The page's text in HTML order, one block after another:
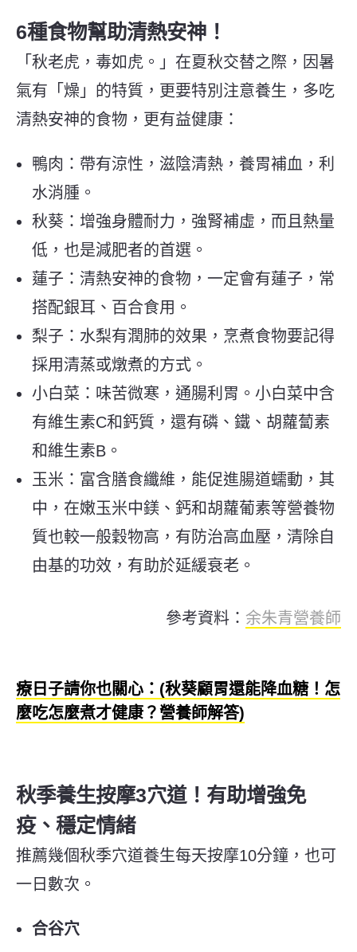
6種食物幫助清熱安神！
「秋老虎，毒如虎。」在夏秋交替之際，因暑
氣有「燥」的特質，更要特別注意養生，多吃
清熱安神的食物，更有益健康：
鴨肉：帶有涼性，滋陰清熱，養胃補血，利
水消腫。
秋葵：增強身體耐力，強腎補虛，而且熱量
低，也是減肥者的首選。
蓮子：清熱安神的食物，一定會有蓮子，常
搭配銀耳、百合食用。
梨子：水梨有潤肺的效果，烹煮食物要記得
採用清蒸或燉煮的方式。
小白菜：味苦微寒，通腸利胃。小白菜中含
有維生素C和鈣質，還有磷、鐵、胡蘿蔔素
和維生素B。
玉米：富含膳食纖維，能促進腸道蠕動，其
中，在嫩玉米中鎂、鈣和胡蘿葡素等營養物
質也較一般穀物高，有防治高血壓，清除自
由基的功效，有助於延緩衰老。
參考資料： 余朱青營養師
療日子請你也關心：(秋葵顧胃還能降血糖！怎
麼吃怎麼煮才健康？營養師解答)
秋季養生按摩3穴道！有助增強免
疫、穩定情緒
推薦幾個秋季穴道養生每天按摩10分鐘，也可
一日數次。
合谷穴